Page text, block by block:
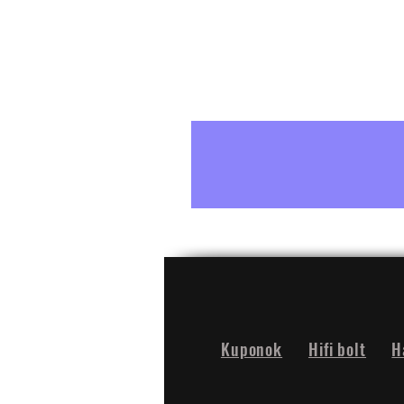
Hifi bolt
Kuponok